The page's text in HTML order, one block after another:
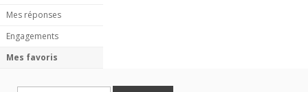
Mes réponses
Engagements
Mes favoris